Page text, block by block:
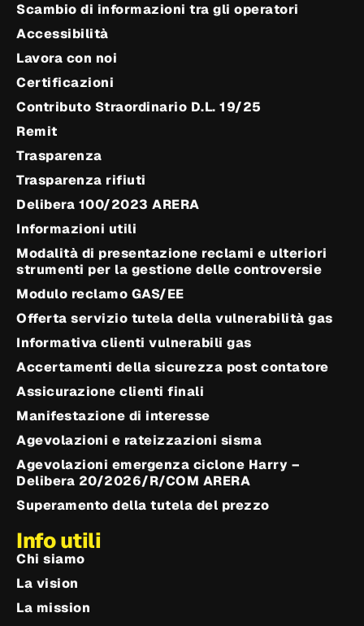
Scambio di informazioni tra gli operatori
Accessibilità
Lavora con noi
Certificazioni
Contributo Straordinario D.L. 19/25
Remit
Trasparenza
Trasparenza rifiuti
Delibera 100/2023 ARERA
Informazioni utili
Modalità di presentazione reclami e ulteriori
strumenti per la gestione delle controversie
Modulo reclamo GAS/EE
Offerta servizio tutela della vulnerabilità gas
Informativa clienti vulnerabili gas
Accertamenti della sicurezza post contatore
Assicurazione clienti finali
Manifestazione di interesse
Agevolazioni e rateizzazioni sisma
Agevolazioni emergenza ciclone Harry –
Delibera 20/2026/R/COM ARERA
Superamento della tutela del prezzo
Info utili
Chi siamo
La vision
La mission